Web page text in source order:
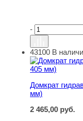
-
Домкрат
43100 В
Домкрат
мм)
2 465,00 руб.